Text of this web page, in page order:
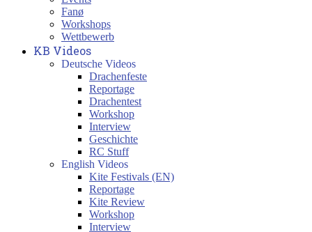
Fanø
Workshops
Wettbewerb
KB Videos
Deutsche Videos
Drachenfeste
Reportage
Drachentest
Workshop
Interview
Geschichte
RC Stuff
English Videos
Kite Festivals (EN)
Reportage
Kite Review
Workshop
Interview